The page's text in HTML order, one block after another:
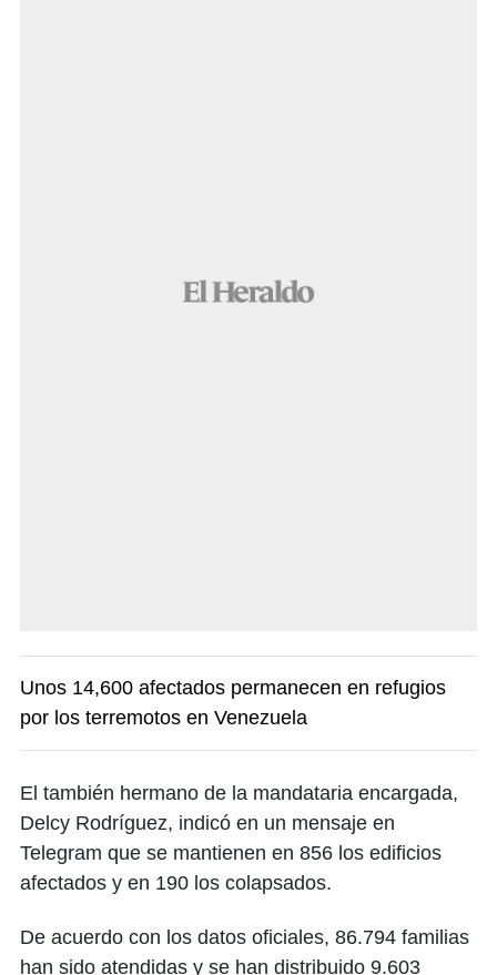
Unos 14,600 afectados permanecen en refugios
por los terremotos en Venezuela
El también hermano de la mandataria encargada,
Delcy Rodríguez, indicó en un mensaje en
Telegram que se mantienen en 856 los edificios
afectados y en 190 los colapsados.
De acuerdo con los datos oficiales, 86.794 familias
han sido atendidas y se han distribuido 9.603